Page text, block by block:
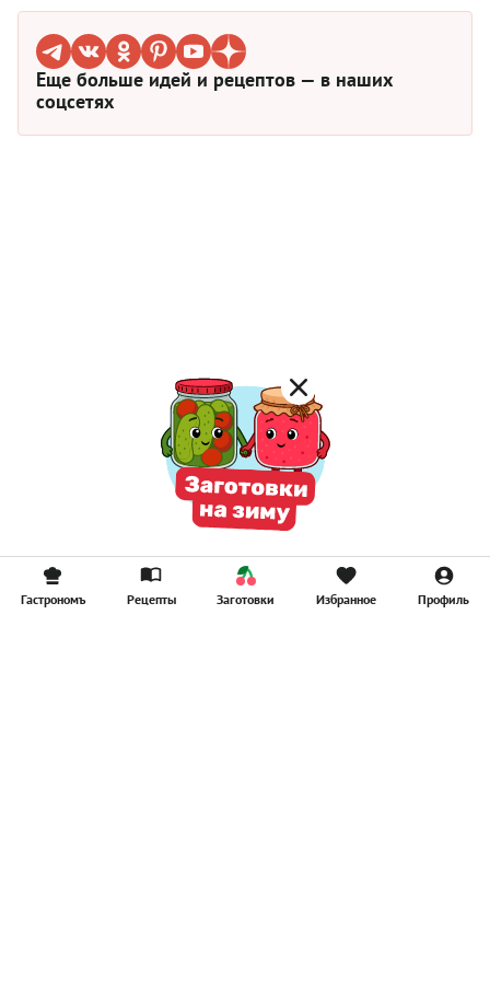
Еще больше идей и рецептов — в наших
соцсетях
Гастрономъ Рецепты Заготовки Избранное Профиль